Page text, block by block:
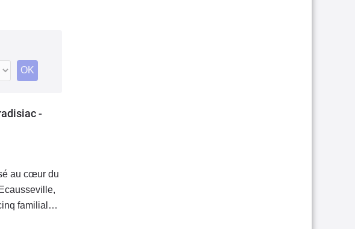
OK
-
au cœur du
familiales